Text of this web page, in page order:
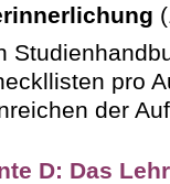
pro
der
D: Das